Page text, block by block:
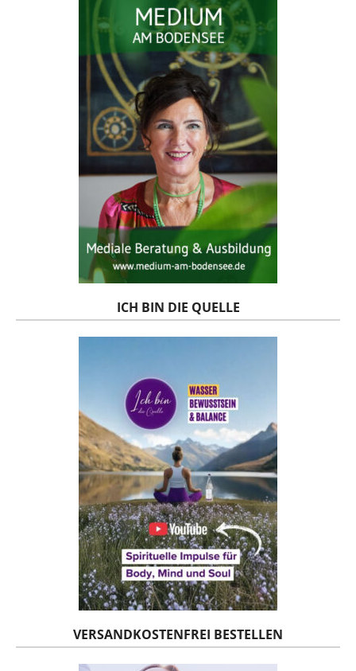
ICH BIN DIE QUELLE
VERSANDKOSTENFREI BESTELLEN